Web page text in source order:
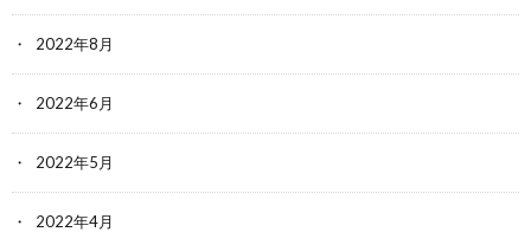
2022年8月
2022年6月
2022年5月
2022年4月